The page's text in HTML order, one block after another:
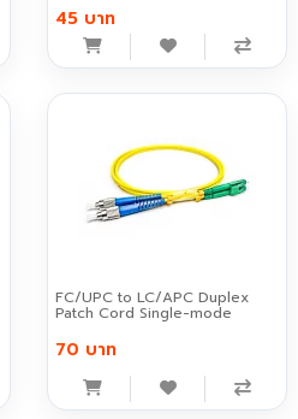
45 บาท
FC/UPC to LC/APC Duplex
Patch Cord Single-mode
70 บาท